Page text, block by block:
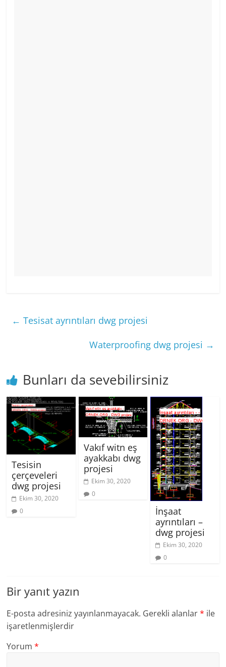
← Tesisat ayrıntıları dwg projesi
Waterproofing dwg projesi →
Bunları da sevebilirsiniz
Tesisin
çerçeveleri
dwg projesi
Ekim 30, 2020
0
Vakıf witn eş
ayakkabı dwg
projesi
Ekim 30, 2020
0
İnşaat
ayrıntıları –
dwg projesi
Ekim 30, 2020
0
Bir yanıt yazın
E-posta adresiniz yayınlanmayacak. Gerekli alanlar* ile
işaretlenmişlerdir
Yorum*